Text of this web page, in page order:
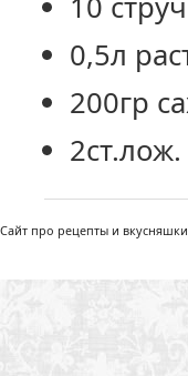
0,5л
200гр
Сайт про рецепты и